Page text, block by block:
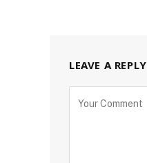
LEAVE A REPLY